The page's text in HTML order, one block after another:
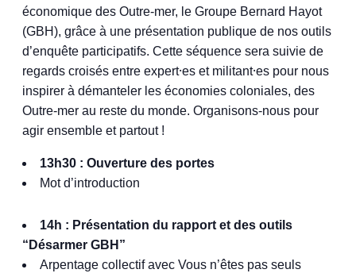
économique des Outre-mer, le Groupe Bernard Hayot
(GBH), grâce à une présentation publique de nos outils
d’enquête participatifs. Cette séquence sera suivie de
regards croisés entre expert⸱es et militant⸱es pour nous
inspirer à démanteler les économies coloniales, des
Outre-mer au reste du monde. Organisons-nous pour
agir ensemble et partout !
13h30 : Ouverture des portes
Mot d’introduction
14h : Présentation du rapport et des outils
“Désarmer GBH”
Arpentage collectif avec Vous n’êtes pas seuls